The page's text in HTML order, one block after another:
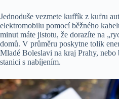
Jednoduše vezmete kufřík z kufru
elektromobilu pomocí běžného
minut máte jistotu, že dorazíte na
domů. V průměru poskytne tolik
Mladé Boleslavi na kraj Prahy, nebo
stanici s nabíjením.